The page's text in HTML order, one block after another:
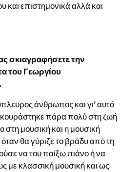
και επιστημονικά αλλά και
σκιαγραφήσετε την
του Γεωργίου
άνθρωπος και γι’ αυτό
κουράστηκε πάρα πολύ στη ζωή
στη μουσική και η μουσική
θα γύριζε το βράδυ από τη
να του παίξω πιάνο ή να
με κλασσική μουσική και ως